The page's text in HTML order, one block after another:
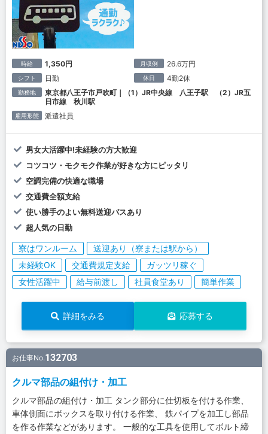
時給 1,350円 月収例 26.6万円
シフト 日勤 休日 4勤2休
勤務地
東京都八王子市戸吹町｜（1）JR中央線 八王子駅 （2）JR五
日市線 秋川駅
雇用形態 派遣社員
男女大活躍中!未経験の方大歓迎
コツコツ・モクモク作業が好きな方にピッタリ
空調完備の快適な職場
交通費全額支給
使い勝手のよい無料送迎バスあり
超人気の日勤
寮はワンルーム
送迎あり（寮または駅から）
未経験OK
交通費規定支給
ガッツリ稼ぐ
女性活躍中
給与前渡し 社員食堂あり 簡単作業
詳細をみる 応募する
お仕事No.132703
クルマ部品の組付け・加工
クルマ部品の組付け・加工 タンク部分に仕切板を付ける作業、
車体側面にボックスを取り付ける作業、 鉄パイプを加工し部品
を作る作業などがあります。 一般的な工具を使用してボルト締